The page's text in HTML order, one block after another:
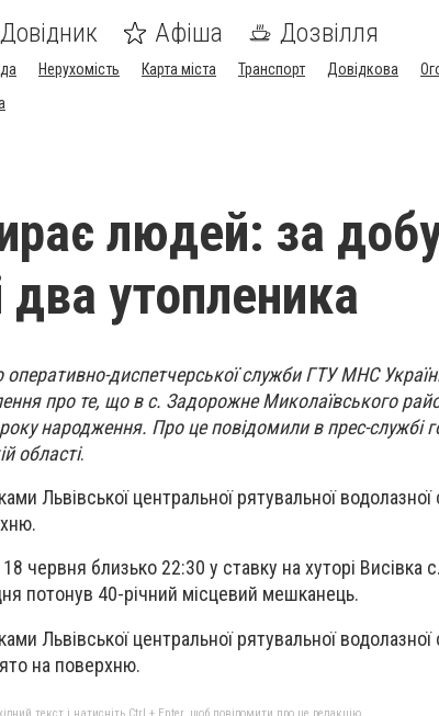
Довідник Афіша Дозвілля
Нерухомість Карта міста Транспорт Довідкова
людей: за
утопленика
диспетчерської служби ГТУ МНС
про те, що в с. Задорожне Миколаївського
народження. Про це повідомили в прес-службі
області.
Львівської центральної рятувальної
червня близько 22:30 у ставку на хуторі Висівка
потонув 40-річний місцевий мешканець.
Львівської центральної рятувальної
на поверхню.
текст і натисніть Ctrl + Enter, щоб повідомити про це редакцію